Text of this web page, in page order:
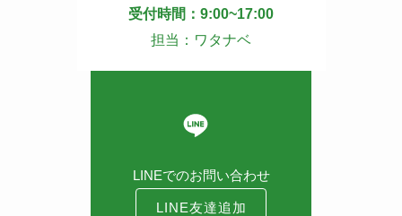
受付時間：9:00~17:00
担当：ワタナベ
LINEでのお問い合わせ
LINE友達追加